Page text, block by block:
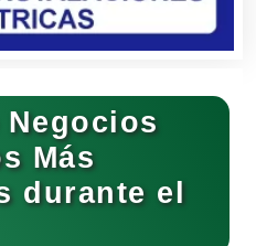
Negocios
Más
durante el